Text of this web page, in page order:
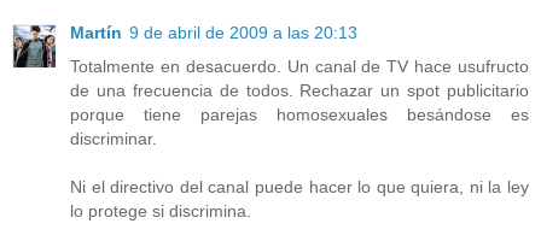
Martín 9 de abril de 2009 a las 20:13
Totalmente en desacuerdo. Un canal de TV hace usufructo
de una frecuencia de todos. Rechazar un spot publicitario
porque tiene parejas homosexuales besándose es
discriminar.
Ni el directivo del canal puede hacer lo que quiera, ni la ley
lo protege si discrimina.